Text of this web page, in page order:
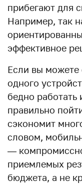
прибегают для
Например, так
эффективное
Если вы можете
одного
бедно работать
правильно
сэкономит
словом,
—
приемлемых
бюджета, а не